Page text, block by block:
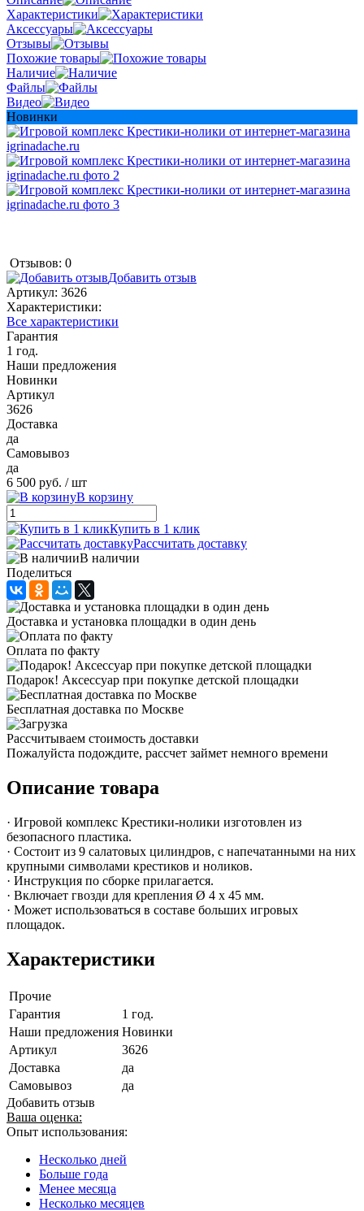
Характеристики
Аксессуары
Отзывы
Похожие товары
Наличие
Файлы
Видео
Новинки
Отзывов: 0
Добавить отзыв
Артикул: 3626
Характеристики:
Все характеристики
Гарантия
1 год.
Наши предложения
Новинки
Артикул
3626
Доставка
да
Самовывоз
да
6 500 руб. / шт
В корзину
Купить в 1 клик
Рассчитать доставку
В наличии
Поделиться
Доставка и установка площадки в один день
Оплата по факту
Подарок! Аксессуар при покупке детской площадки
Бесплатная доставка по Москве
Рассчитываем стоимость доставки
Пожалуйста подождите, рассчет займет немного времени
Описание товара
· Игровой комплекс Крестики-нолики изготовлен из
безопасного пластика.
· Состоит из 9 салатовых цилиндров, с напечатанными на них
крупными символами крестиков и ноликов.
· Инструкция по сборке прилагается.
· Включает гвозди для крепления Ø 4 x 45 мм.
· Может использоваться в составе больших игровых
площадок.
Характеристики
Прочие
Гарантия
1 год.
Наши предложения Новинки
Артикул
3626
Доставка
да
Самовывоз
да
Добавить отзыв
Ваша оценка:
Опыт использования:
Несколько дней
Больше года
Менее месяца
Несколько месяцев